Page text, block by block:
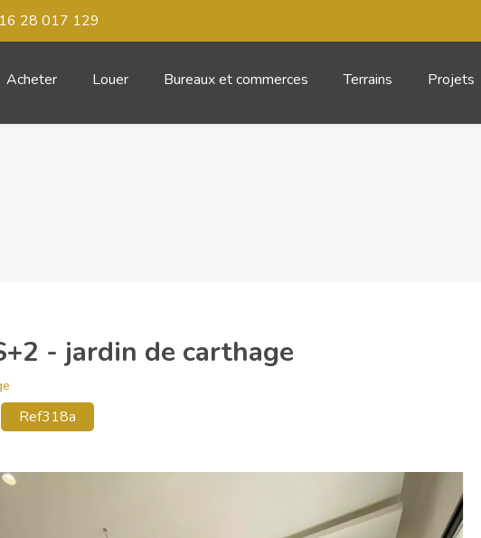
28 017 129
Acheter Louer Bureaux et commerces Terrains Projets
- jardin de carthage
Ref318a